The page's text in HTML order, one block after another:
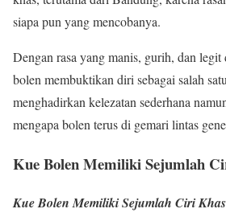
siapa pun yang mencobanya.
Dengan rasa yang manis, gurih, dan legit
bolen membuktikan diri sebagai salah
menghadirkan kelezatan sederhana
mengapa bolen terus di gemari lintas
Kue Bolen Memiliki Sejumlah
Kue Bolen Memiliki Sejumlah Ciri Khas